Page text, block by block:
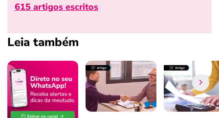
615 artigos escritos
Leia também